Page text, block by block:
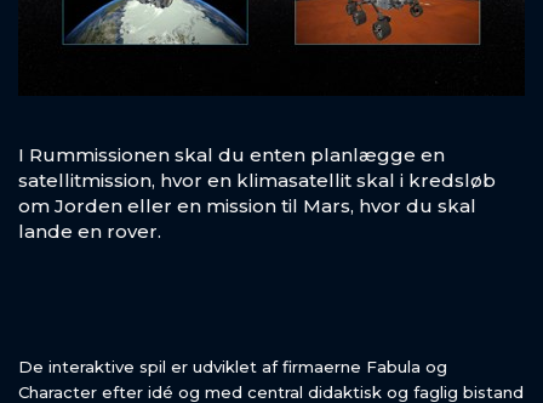
I Rummissionen skal du enten planlægge en
satellitmission, hvor en klimasatellit skal i kredsløb
om Jorden eller en mission til Mars, hvor du skal
lande en rover.
De interaktive spil er udviklet af firmaerne Fabula og
Character efter idé og med central didaktisk og faglig bistand